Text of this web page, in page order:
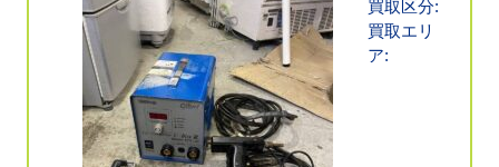
買取区分:
買取エリ
ア: